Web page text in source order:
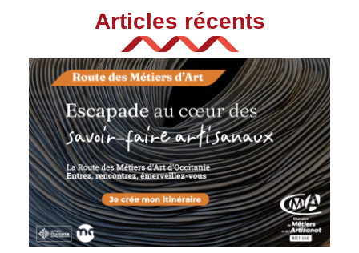
Articles récents